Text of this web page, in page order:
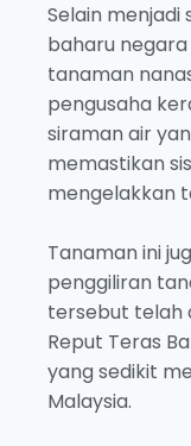
Selain
baharu
tanaman
pengusaha
siraman air
memastikan
mengelakkan
Tanaman ini
penggiliran
tersebut telah
Reput Teras
yang sedikit
Malaysia.